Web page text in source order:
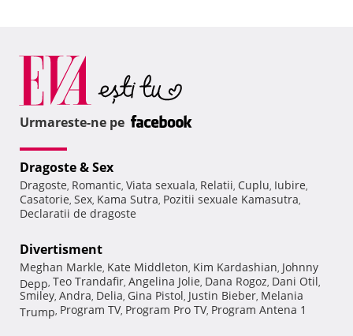
Urmareste-ne pe
Dragoste & Sex
Dragoste, Romantic, Viata sexuala, Relatii, Cuplu, Iubire,
Casatorie, Sex, Kama Sutra, Pozitii sexuale Kamasutra,
Declaratii de dragoste
Divertisment
Meghan Markle, Kate Middleton, Kim Kardashian, Johnny
Depp, Teo Trandafir, Angelina Jolie, Dana Rogoz, Dani Otil,
Smiley, Andra, Delia, Gina Pistol, Justin Bieber, Melania
Trump, Program TV, Program Pro TV, Program Antena 1